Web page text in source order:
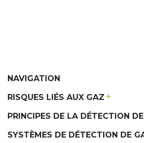
NAVIGATION
RISQUES LIÉS AUX GAZ
PRINCIPES DE LA DÉTECTION
SYSTÈMES DE DÉTECTION DE